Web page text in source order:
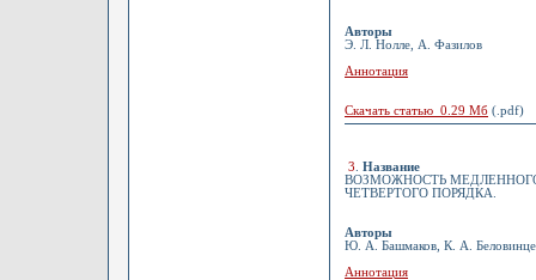
Авторы
Э. Л. Нолле, А. Фазилов
Аннотация
Скачать статью 0.29 Мб (.pdf)
3
Название
ВОЗМОЖНОСТЬ
ЧЕТВЕРТОГО ПОРЯДКА.
Авторы
Ю. А. Башмаков, К. А.
Аннотация